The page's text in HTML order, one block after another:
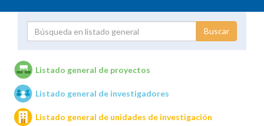
Unidades de investigación
Listado general de proyectos
Listado general de investigadores
Listado general de unidades de investigación